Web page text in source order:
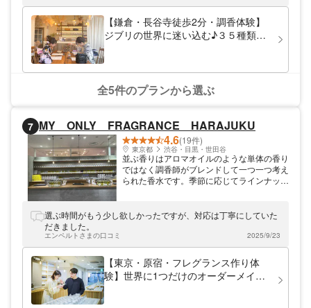
【鎌倉・長谷寺徒歩2分・調香体験】
ジブリの世界に迷い込む♪３５種類の
谷寺の紫陽花も見頃です♪
全5件のプランから選ぶ
7 MY ONLY FRAGRANCE HARAJUKU
4.6(19件)
東京都 渋谷・目黒・世田谷
並ぶ香りはアロマオイルのような単体の香り
ではなく調香師がブレンドして一つ一つ考え
られた香水です。季節に応じてラインナップ
に興味のある方もこれまで香りに興味がなか
選ぶ時間がもう少し欲しかったですが、対応は丁寧にしていた
だきました。
エンペルトさまの口コミ 2025/9/23
【東京・原宿・フレグランス作り体
験】世界に1つだけのオーダーメイド